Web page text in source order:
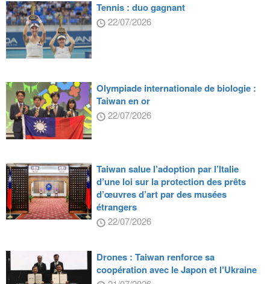
Tennis : duo gagnant
22/07/2026
Olympiade internationale de biologie :
Taiwan en or
22/07/2026
Taiwan salue l’adoption par l’Italie
d’une loi sur la protection des prêts
d’œuvres d’art par des musées
étrangers
22/07/2026
Drones : Taiwan renforce sa
coopération avec le Japon et l’Ukraine